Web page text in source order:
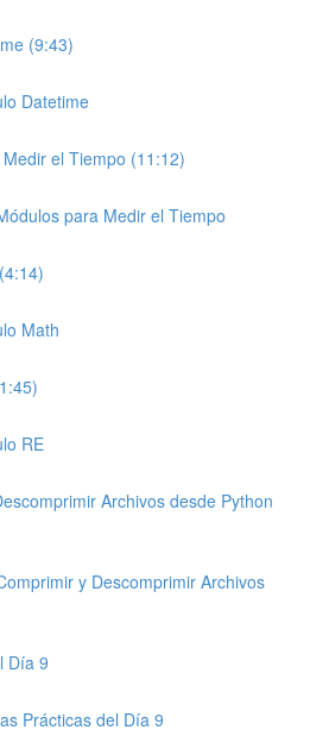
(9:43)
Datetime
el Tiempo (11:12)
para Medir el Tiempo
Math
RE
Archivos desde Python
y Descomprimir Archivos
Día 9
Prácticas del Día 9